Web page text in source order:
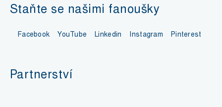
Staňte se našimi fanoušky
Facebook YouTube Linkedin Instagram Pinterest
Partnerství